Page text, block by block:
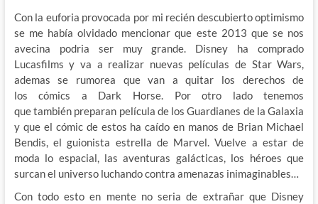
Con la euforia provocada por mi recién descubierto optimismo
se me había olvidado mencionar que este 2013 que se nos
avecina podria ser muy grande. Disney ha comprado
Lucasfilms y va a realizar nuevas películas de Star Wars,
ademas se rumorea que van a quitar los derechos de
los cómics a Dark Horse. Por otro lado tenemos
que también preparan película de los Guardianes de la Galaxia
y que el cómic de estos ha caído en manos de Brian Michael
Bendis, el guionista estrella de Marvel. Vuelve a estar de
moda lo espacial, las aventuras galácticas, los héroes que
surcan el universo luchando contra amenazas inimaginables…
Con todo esto en mente no seria de extrañar que Disney